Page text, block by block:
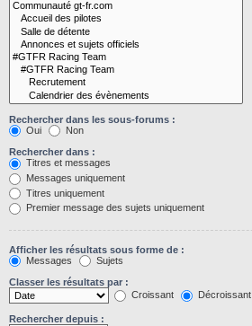
Rechercher dans les sous-forums :
Oui
Non
Rechercher dans :
Titres et messages
Messages uniquement
Titres uniquement
Premier message des sujets uniquement
Afficher les résultats sous forme de :
Messages
Sujets
Classer les résultats par :
Croissant
Décroissant
Rechercher depuis :